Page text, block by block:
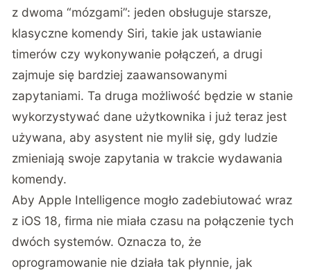
z dwoma “mózgami”: jeden obsługuje starsze,
klasyczne komendy Siri, takie jak ustawianie
timerów czy wykonywanie połączeń, a drugi
zajmuje się bardziej zaawansowanymi
zapytaniami. Ta druga możliwość będzie w stanie
wykorzystywać dane użytkownika i już teraz jest
używana, aby asystent nie mylił się, gdy ludzie
zmieniają swoje zapytania w trakcie wydawania
komendy.
Aby Apple Intelligence mogło zadebiutować wraz
z iOS 18, firma nie miała czasu na połączenie tych
dwóch systemów. Oznacza to, że
oprogramowanie nie działa tak płynnie, jak